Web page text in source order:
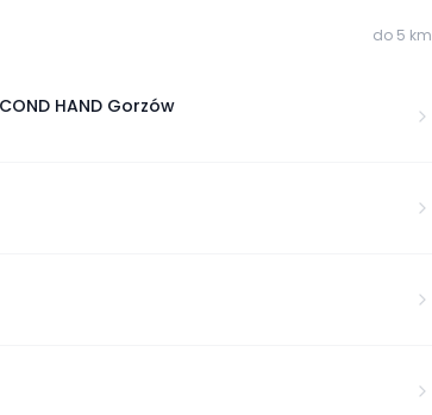
do 5 km
HAND Gorzów